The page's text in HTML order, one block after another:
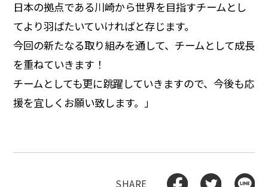
日本の拠点である川崎から世界を目指すチームとし
てより羽ばたいていければと存じます。
今回の新たなる取り組みを通して、チームとして成長
を重ねていきます！
チームとしても更に跳躍していきますので、今後も応
援を宜しくお願い致します。」